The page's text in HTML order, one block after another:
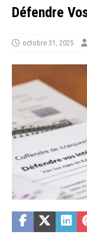
Défendre
octobre 31, 2025